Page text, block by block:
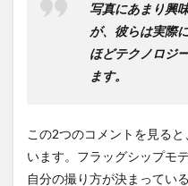
写真にあまり興
が、彼らは実際
ほどテクノロジ
ます。
この2つのコメントを見る
います。フラッグシップモ
自分の撮り方が決まってい